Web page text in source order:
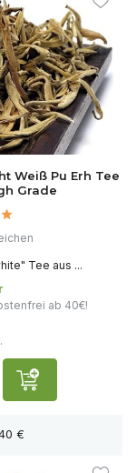
Weiß Pu Erh Tee
Grade
Tee aus ...
ab 40€!
€